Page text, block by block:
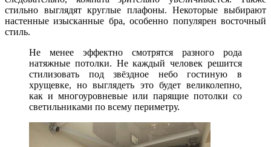
стильно выглядят круглые плафоны. Некоторые выбирают
настенные изысканные бра, особенно популярен восточный
стиль.
Не менее эффектно смотрятся разного рода
натяжные потолки. Не каждый человек решится
стилизовать под звёздное небо гостиную в
хрущевке, но выглядеть это будет великолепно,
как и многоуровневые или парящие потолки со
светильниками по всему периметру.